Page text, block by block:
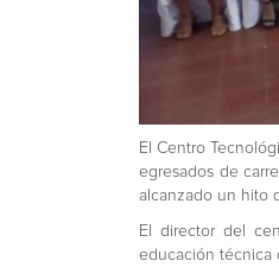
El Centro
egresados de
alcanzado un hito
El director del
educación técnica